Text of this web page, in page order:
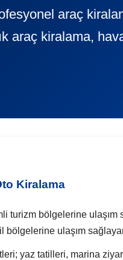
araç
araç kiralama,
Kiralama
turizm bölgelerine
bölgelerine ulaşım
yaz tatilleri, marina